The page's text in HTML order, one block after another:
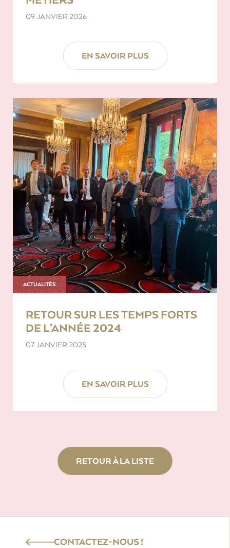
09 JANVIER 2026
EN SAVOIR PLUS
ACTUALITÉS
RETOUR SUR LES TEMPS FORTS
DE L’ANNÉE 2024
07 JANVIER 2025
EN SAVOIR PLUS
RETOUR À LA LISTE
CONTACTEZ-NOUS !